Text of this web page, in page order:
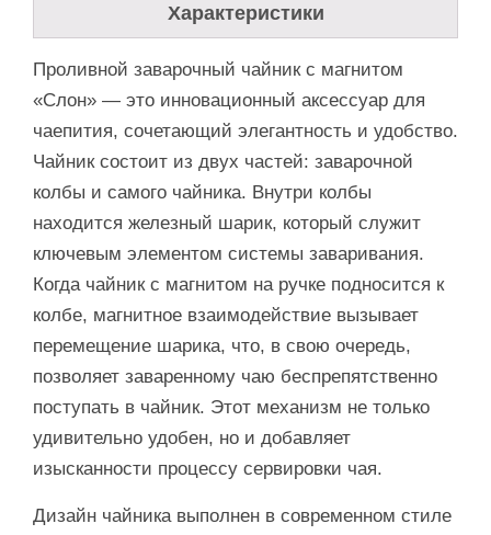
Характеристики
Проливной заварочный чайник с магнитом
«Слон» — это инновационный аксессуар для
чаепития, сочетающий элегантность и удобство.
Чайник состоит из двух частей: заварочной
колбы и самого чайника. Внутри колбы
находится железный шарик, который служит
ключевым элементом системы заваривания.
Когда чайник с магнитом на ручке подносится к
колбе, магнитное взаимодействие вызывает
перемещение шарика, что, в свою очередь,
позволяет заваренному чаю беспрепятственно
поступать в чайник. Этот механизм не только
удивительно удобен, но и добавляет
изысканности процессу сервировки чая.
Дизайн чайника выполнен в современном стиле